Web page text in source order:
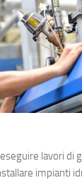
lavori di
impianti